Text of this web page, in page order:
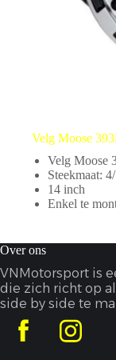
Velg Moose
Velg Moose
Steekmaat:
14 inch
Enkel te
Over ons
VNMotorsport is
die zich richt op
side by side te